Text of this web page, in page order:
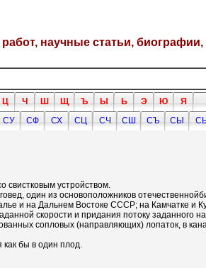
научные статьи,
Ц Ч Ш Щ Ъ Ы Ь Э Ю Я
СУ СФ СХ СЦ СЧ СШ СЪ СЫ
свистковым устройством.
один из основоположников
и на Дальнем Востоке СССР; на Камчатке и
скорости и придания потоку заданного
сопловых (направляющих) лопаток, в
как бы в один плод.